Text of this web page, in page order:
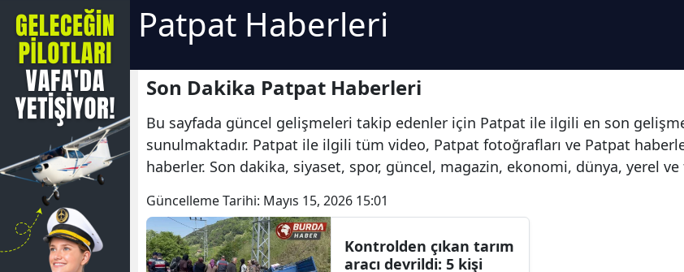
Patpat Haberleri
Son Dakika Patpat Haberleri
Bu sayfada güncel gelişmeleri takip edenler için Patpat ile ilgili en son
sunulmaktadır. Patpat ile ilgili tüm video, Patpat fotoğrafları ve Patpat
haberler. Son dakika, siyaset, spor, güncel, magazin, ekonomi, dünya, yerel
Güncelleme Tarihi: Mayıs 15, 2026 15:01
Kontrolden çıkan tarım
aracı devrildi: 5 kişi